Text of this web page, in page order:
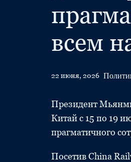
всем
22 июня, 2026
Президент
Китай с 15 по 19
прагматичного
Посетив China